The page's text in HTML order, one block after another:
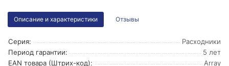
Описание и характеристики Отзывы
Серия:
Расходники
Период гарантии:
5 лет
EAN товара (Штрих-код):
Array